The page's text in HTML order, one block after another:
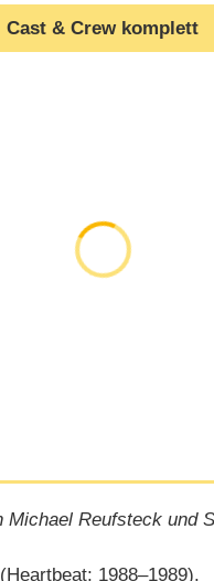
Cast & Crew komplett
Michael Reufsteck und
1988⁠–⁠1989).